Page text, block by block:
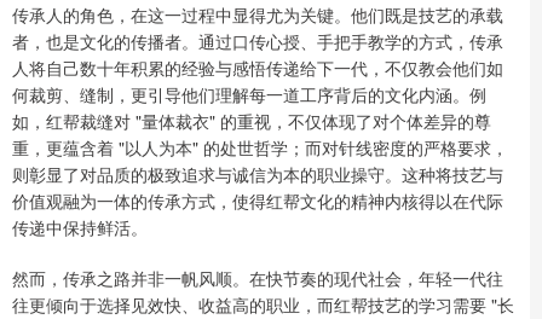
传承人的角色，在这一过程中显得尤为关键。他们既是技艺的承载
者，也是文化的传播者。通过口传心授、手把手教学的方式，传承
人将自己数十年积累的经验与感悟传递给下一代，不仅教会他们如
何裁剪、缝制，更引导他们理解每一道工序背后的文化内涵。例
如，红帮裁缝对 "量体裁衣" 的重视，不仅体现了对个体差异的尊
重，更蕴含着 "以人为本" 的处世哲学；而对针线密度的严格要求，
则彰显了对品质的极致追求与诚信为本的职业操守。这种将技艺与
价值观融为一体的传承方式，使得红帮文化的精神内核得以在代际
传递中保持鲜活。
然而，传承之路并非一帆风顺。在快节奏的现代社会，年轻一代往
往更倾向于选择见效快、收益高的职业，而红帮技艺的学习需要 "长